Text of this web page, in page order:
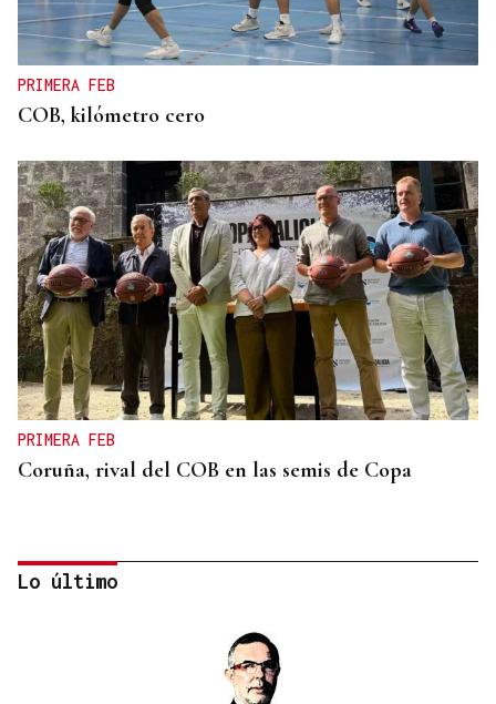
PRIMERA FEB
COB, kilómetro cero
PRIMERA FEB
Coruña, rival del COB en las semis de Copa
Lo último